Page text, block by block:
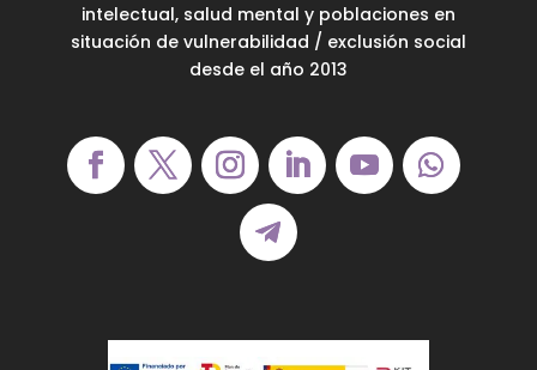
intelectual, salud mental y poblaciones en
situación de vulnerabilidad / exclusión social
desde el año 2013